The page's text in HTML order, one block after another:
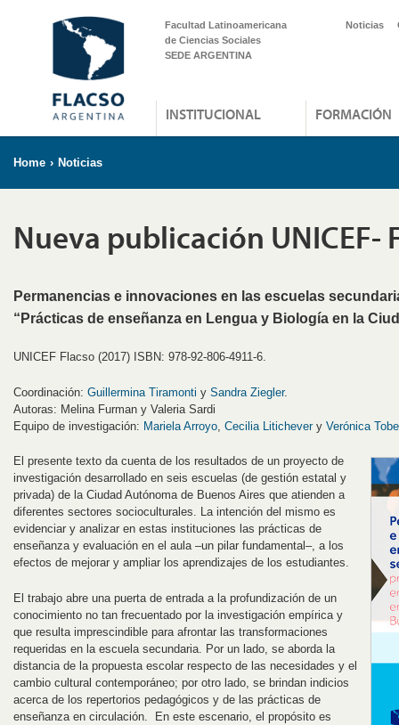
Facultad Latinoamericana
de Ciencias Sociales
SEDE ARGENTINA
Noticias
INSTITUCIONAL FORMACIÓN
Home › Noticias
Nueva publicación UNICEF-
Permanencias e innovaciones en las escuelas
“Prácticas de enseñanza en Lengua y Biología en la
UNICEF Flacso (2017) ISBN: 978-92-806-4911-6.
Coordinación: Guillermina Tiramonti y Sandra Ziegler.
Autoras: Melina Furman y Valeria Sardi
Equipo de investigación: Mariela Arroyo Cecilia Litichevery Verónica
El presente texto da cuenta de los resultados de un proyecto de
investigación desarrollado en seis escuelas (de gestión estatal y
privada) de la Ciudad Autónoma de Buenos Aires que atienden a
diferentes sectores socioculturales. La intención del mismo es
evidenciar y analizar en estas instituciones las prácticas de
enseñanza y evaluación en el aula –un pilar fundamental–, a los
efectos de mejorar y ampliar los aprendizajes de los estudiantes.
El trabajo abre una puerta de entrada a la profundización de un
conocimiento no tan frecuentado por la investigación empírica y
que resulta imprescindible para afrontar las transformaciones
requeridas en la escuela secundaria. Por un lado, se aborda la
distancia de la propuesta escolar respecto de las necesidades y el
cambio cultural contemporáneo; por otro lado, se brindan indicios
acerca de los repertorios pedagógicos y de las prácticas de
enseñanza en circulación. En este escenario, el propósito es